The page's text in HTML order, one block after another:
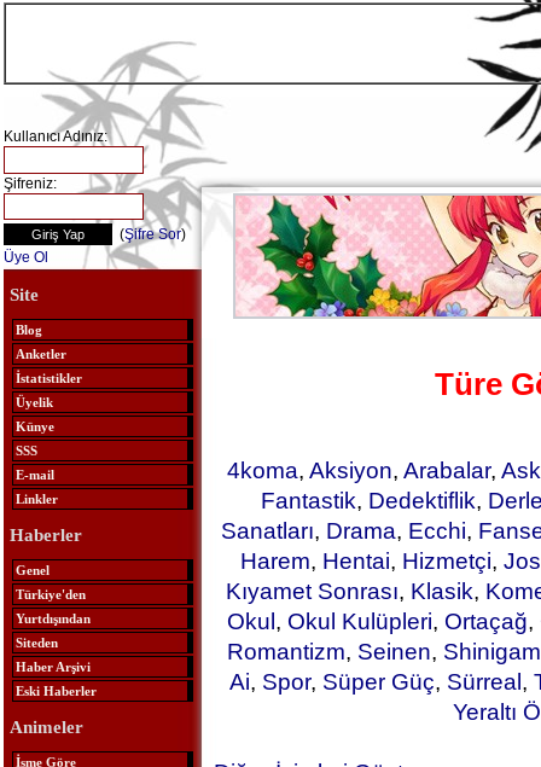
Kullanıcı Adınız:
Şifreniz:
(Şifre Sor)
Üye Ol
Site
Blog
Anketler
İstatistikler
Üyelik
Künye
SSS
E-mail
Linkler
Haberler
Genel
Türkiye'den
Yurtdışından
Siteden
Haber Arşivi
Eski Haberler
Animeler
İsme Göre
Türe
4koma, Aksiyon, Arabalar,
Fantastik, Dedektiflik,
Sanatları, Drama, Ecchi,
Harem, Hentai, Hizmetçi,
Kıyamet Sonrası, Klasik,
Okul , Okul Kulüpleri, Ortaçağ,
Romantizm, Seinen,
Ai, Spor, Süper Güç, Sürreal ,
Yeraltı